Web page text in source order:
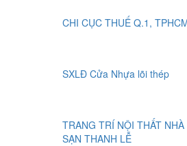
CHI CỤC THUẾ Q.1,
SXLĐ Cửa Nhựa lõi thép
TRANG TRÍ NỘI THẤT
SẠN THANH LỄ